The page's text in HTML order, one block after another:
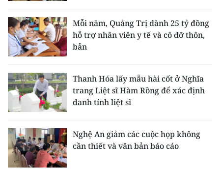
Mỗi năm, Quảng Trị dành 25 tỷ đồng
hỗ trợ nhân viên y tế và cô đỡ thôn,
bản
Thanh Hóa lấy mẫu hài cốt ở Nghĩa
trang Liệt sĩ Hàm Rồng để xác định
danh tính liệt sĩ
Nghệ An giảm các cuộc họp không
cần thiết và văn bản báo cáo